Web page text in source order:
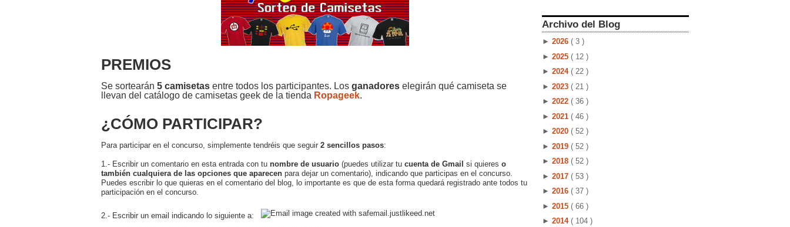
PREMIOS
Se sortearán 5 camisetas entre todos los participantes. Los ganadores elegirán qué camiseta se
llevan del catálogo de camisetas geek de la tienda Ropageek.
¿CÓMO PARTICIPAR?
Para participar en el concurso, simplemente tendréis que seguir 2 sencillos pasos:
1.- Escribir un comentario en esta entrada con tu nombre de usuario (puedes utilizar tu cuenta de Gmail si quieres o
también cualquiera de las opciones que aparecen para dejar un comentario), indicando que participas en el concurso.
Puedes escribir lo que quieras en el comentario del blog, lo importante es que de esta forma quedará registrado ante todos tu
participación en el concurso.
2.- Escribir un email indicando lo siguiente a:
Archivo del Blog
► 2026 ( 3 )
► 2025 ( 12 )
► 2024 ( 22 )
► 2023 ( 21 )
► 2022 ( 36 )
► 2021 ( 46 )
► 2020 ( 52 )
► 2019 ( 52 )
► 2018 ( 52 )
► 2017 ( 53 )
► 2016 ( 37 )
► 2015 ( 66 )
► 2014 ( 104 )